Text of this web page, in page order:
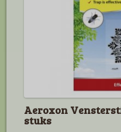
Aeroxon
stuks